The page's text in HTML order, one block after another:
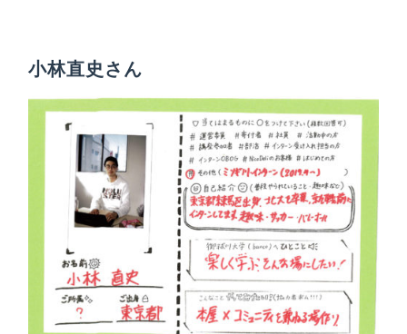
小林直史さん